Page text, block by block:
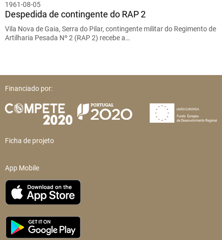
1961-08-05
Despedida de contingente do RAP 2
Vila Nova de Gaia, Serra do Pilar, contingente militar do Regimento de
Artilharia Pesada Nº 2 (RAP 2) recebe a…
Financiado por:
Ficha de projeto
App Mobile